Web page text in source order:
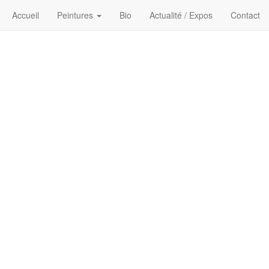
Accueil Peintures Bio Actualité / Expos Contact